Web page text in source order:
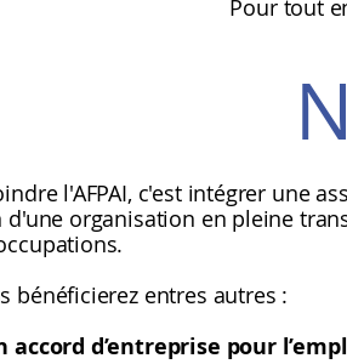
Pour tout
l'AFPAI, c'est intégrer une
d'une organisation en pleine
bénéficierez entres autres :
accord d’entreprise pour